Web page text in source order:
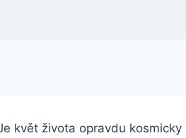
květ života opravdu